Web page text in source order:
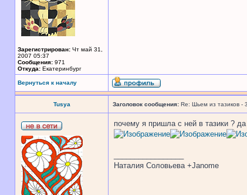
Зарегистрирован: Чт май 31,
2007 05:37
Сообщения: 971
Откуда: Екатеринбург
Вернуться к началу
Tusya Заголовок сообщения: Re: Шьем из тазиков - 3
почему я пришла с ней в тазики ?
Наталия Соловьева +Janome